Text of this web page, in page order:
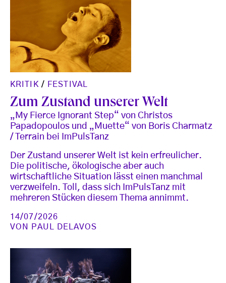
KRITIK / FESTIVAL
Zum Zustand unserer Welt
„My Fierce Ignorant Step“ von Christos
Papadopoulos und „Muette“ von Boris Charmatz
/ Terrain bei ImPulsTanz
Der Zustand unserer Welt ist kein erfreulicher.
Die politische, ökologische aber auch
wirtschaftliche Situation lässt einen manchmal
verzweifeln. Toll, dass sich ImPulsTanz mit
mehreren Stücken diesem Thema annimmt.
14/07/2026
VON
PAUL DELAVOS